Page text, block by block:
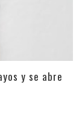
y se abre